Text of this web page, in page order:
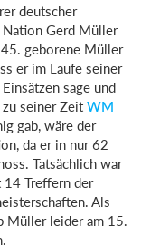
deutscher
Nation Gerd Müller
geborene Müller
er im Laufe seiner
sage und
seiner Zeit WM
gab, wäre der
da er in nur 62
Tatsächlich war
14 Treffern der
Als
Müller leider am 15.